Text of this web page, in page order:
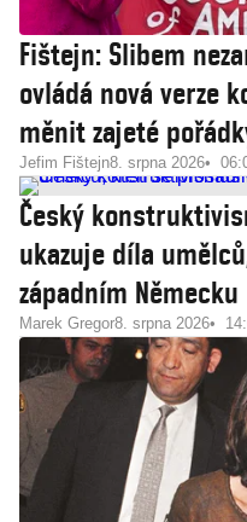
Fištejn: Slibem
ovládá nová verze
měnit zajeté
Jefim Fištejn8. srpna 2026
Český
ukazuje díla
západním Německu
Marek Gregor8. srpna 2026